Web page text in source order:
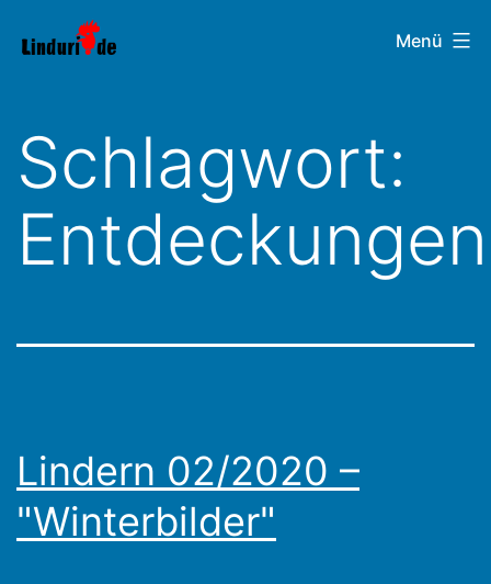
Inhalt
Linduri.de Menü
Schlagwort:
Entdeckungen
Lindern 02/2020 –
"Winterbilder"